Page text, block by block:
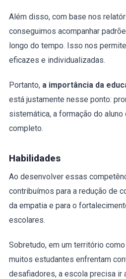
Além disso, com base nos
conseguimos acompanhar
longo do tempo. Isso nos
eficazes e individualizadas.
Portanto, a importância da
está justamente nesse ponto:
sistemática, a formação do aluno
completo.
Habilidades
Ao desenvolver essas
contribuímos para a redução de
da empatia e para o
escolares.
Sobretudo, em um território
muitos estudantes enfrentam
desafiadores, a escola precisa ir